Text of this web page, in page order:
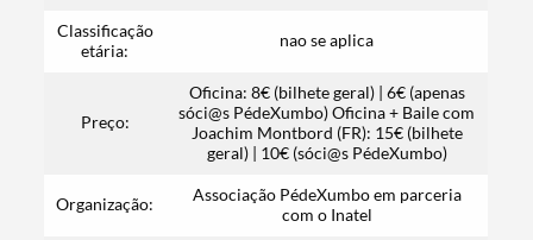
Classificação
etária:
nao se aplica
Preço:
Oficina: 8€ (bilhete geral) | 6€ (apenas
sóci@s PédeXumbo) Oficina + Baile com
Joachim Montbord (FR): 15€ (bilhete
geral) | 10€ (sóci@s PédeXumbo)
Organização:
Associação PédeXumbo em parceria
com o Inatel